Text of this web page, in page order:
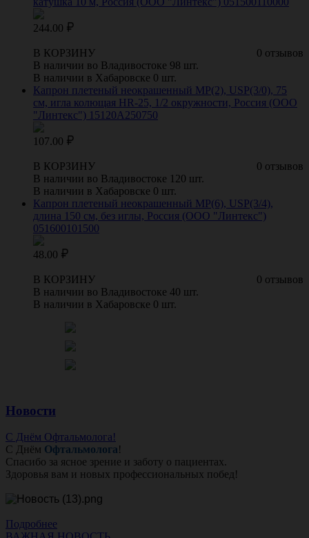
244.00
0 отзывов
В КОРЗИНУ
В наличии во Владивостоке 98 шт.
В наличии в Хабаровске 0 шт.
Капрон плетеный неокрашенный МР(2), USP(3/0), 75
см, игла колющая HR-25, 1/2 окружности, Россия (ООО
"Линтекс") 15120A250750
107.00
0 отзывов
В КОРЗИНУ
В наличии во Владивостоке 120 шт.
В наличии в Хабаровске 0 шт.
Капрон плетеный неокрашенный МР(6), USP(3/4),
длина 150 см, без иглы, Россия (ООО "Линтекс")
051600101500
48.00
0 отзывов
В КОРЗИНУ
В наличии во Владивостоке 40 шт.
В наличии в Хабаровске 0 шт.
Новости
С Днём Офтальмолога!
С Днём Офтальмолога!
Спасибо за ясное зрение и заботу о пациентах.
Здоровья вам и новых профессиональных побед!
Подробнее